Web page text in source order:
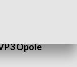
Opole